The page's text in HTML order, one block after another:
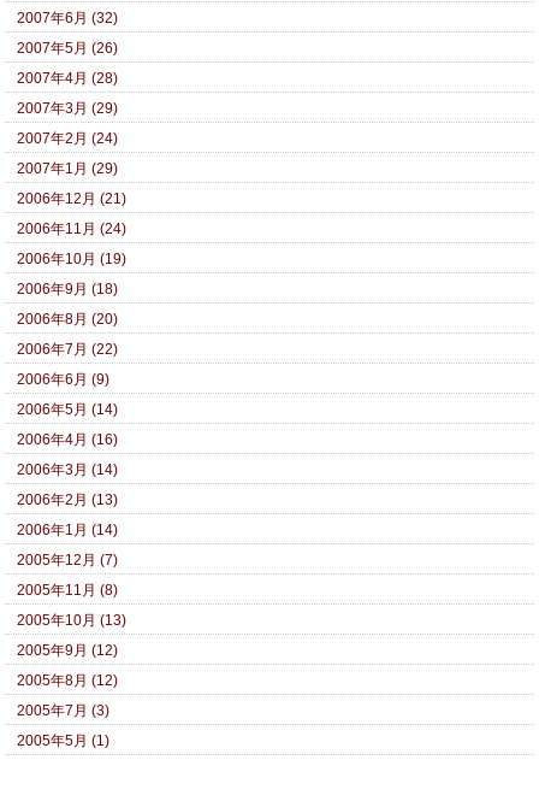
2007年6月 (32)
2007年5月 (26)
2007年4月 (28)
2007年3月 (29)
2007年2月 (24)
2007年1月 (29)
2006年12月 (21)
2006年11月 (24)
2006年10月 (19)
2006年9月 (18)
2006年8月 (20)
2006年7月 (22)
2006年6月 (9)
2006年5月 (14)
2006年4月 (16)
2006年3月 (14)
2006年2月 (13)
2006年1月 (14)
2005年12月 (7)
2005年11月 (8)
2005年10月 (13)
2005年9月 (12)
2005年8月 (12)
2005年7月 (3)
2005年5月 (1)